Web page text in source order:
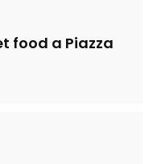
food a Piazza